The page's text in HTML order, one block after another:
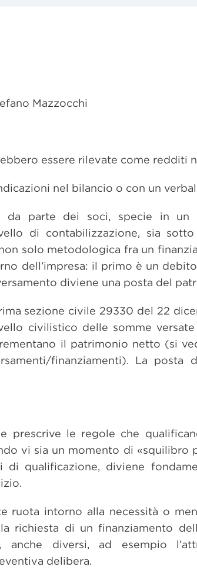
Mazzocchi
essere rilevate come redditi
nel bilancio o con un
da parte dei soci, specie in un
di contabilizzazione, sia
solo metodologica fra un
dell’impresa: il primo è un
diviene una posta del
sezione civile 29330 del 22
civilistico delle somme
il patrimonio netto (si
finanziamenti). La posta
prescrive le regole che
vi sia un momento di «squilibro
qualificazione, diviene
ruota intorno alla necessità o
richiesta di un finanziamento
diversi, ad esempio
delibera.